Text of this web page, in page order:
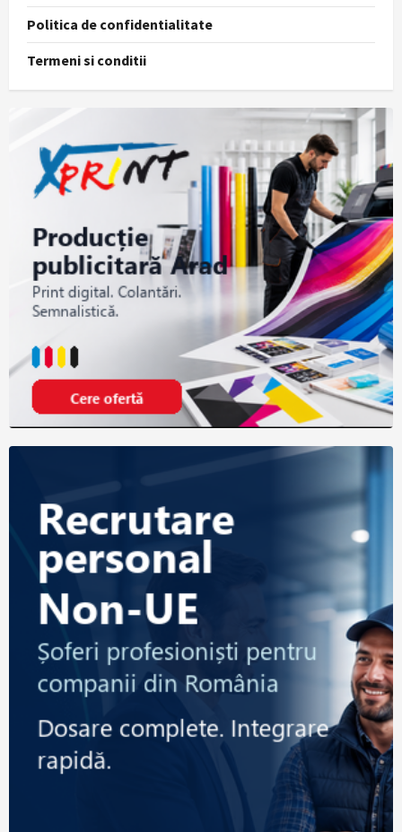
Politica de confidentialitate
Termeni si conditii